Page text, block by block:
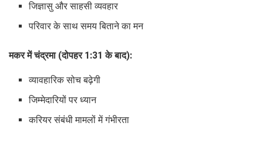
जिज्ञासु और साहसी व्यवहार
परिवार के साथ समय बिताने का मन
मकर में चंद्रमा (दोपहर 1:31 के बाद):
व्यावहारिक सोच बढ़ेगी
जिम्मेदारियों पर ध्यान
करियर संबंधी मामलों में गंभीरता